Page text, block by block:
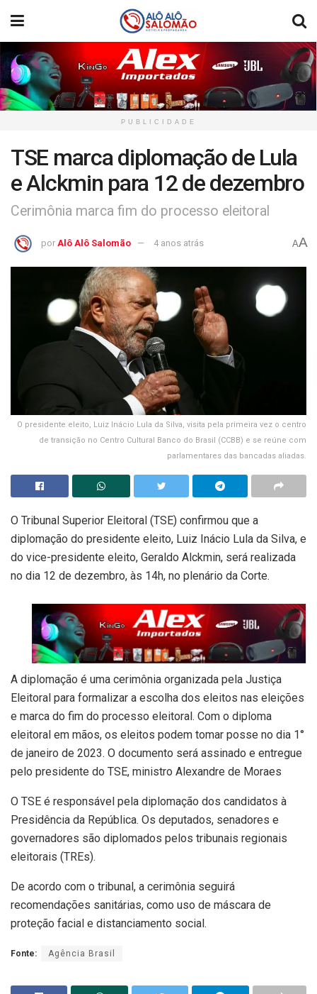
PUBLICIDADE
TSE marca diplomação de Lula
e Alckmin para 12 de dezembro
Cerimônia marca fim do processo eleitoral
por Alô Alô Salomão 4 anos atrás AA
O presidente eleito, Luiz Inácio Lula da Silva, visita pela primeira vez o centro
de transição no Centro Cultural Banco do Brasil (CCBB) e se reúne com
parlamentares das bancadas aliadas.
O Tribunal Superior Eleitoral (TSE) confirmou que a
diplomação do presidente eleito, Luiz Inácio Lula da Silva, e
do vice-presidente eleito, Geraldo Alckmin, será realizada
no dia 12 de dezembro, às 14h, no plenário da Corte.
A diplomação é uma cerimônia organizada pela Justiça
Eleitoral para formalizar a escolha dos eleitos nas eleições
e marca do fim do processo eleitoral. Com o diploma
eleitoral em mãos, os eleitos podem tomar posse no dia 1°
de janeiro de 2023. O documento será assinado e entregue
pelo presidente do TSE, ministro Alexandre de Moraes
O TSE é responsável pela diplomação dos candidatos à
Presidência da República. Os deputados, senadores e
governadores são diplomados pelos tribunais regionais
eleitorais (TREs).
De acordo com o tribunal, a cerimônia seguirá
recomendações sanitárias, como uso de máscara de
proteção facial e distanciamento social.
Fonte: Agência Brasil